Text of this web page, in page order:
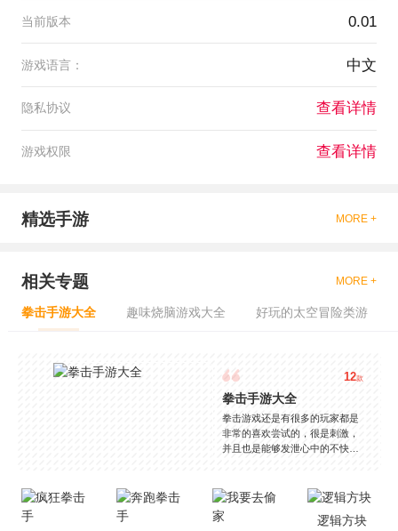
当前版本 0.01
游戏语言： 中文
隐私协议 查看详情
游戏权限 查看详情
精选手游 MORE +
相关专题 MORE +
拳击手游大全 趣味烧脑游戏大全 好玩的太空冒险类游
12款
拳击手游大全
拳击游戏还是有很多的玩家都是
非常的喜欢尝试的，很是刺激，
并且也是能够发泄心中的不快
是一些格斗的游戏，其实是非常
的有趣，也是相当的刺激的，游
戏中是有一些不同的场景都是能
逻辑方块